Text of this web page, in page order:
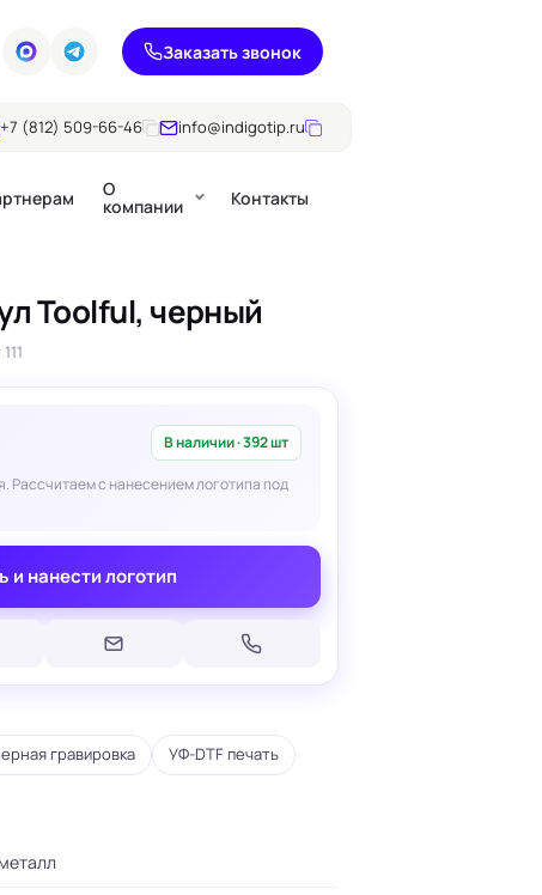
Заказать звонок
+7 (812) 509-66-46 info@indigotip.ru
Презентации, годовые
Печать на кепках
Печать на шопперах
Печать на футболках
О
компании Контакты
Toolful, черный
В наличии · 392 шт
Рассчитаем с нанесением логотипа под
и нанести логотип
гравировка
УФ-DTF печать
металл